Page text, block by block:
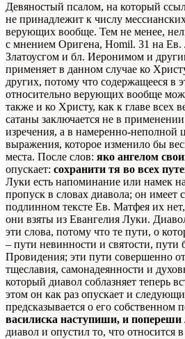
Девяностый псалом, на который
не принадлежит к числу
верующих вообще. Тем не менее,
с мнением Оригена, Homil. 31 на Ев.
Златоусгом и бл. Иеронимом и
применяет в данном случае ко
других, потому что содержащееся в
относительно верующих вообще
также и ко Христу, как к главе всех
сатаны заключается не в
изречения, а в намеренно-неполной
выражения, которое изменило бы
места. После слов: яко ангелом
опускает: сохранити тя во всех
Луки есть напоминание или намек
пропуск в словах диавола; он имеет
подлинном тексте Ев. Матфея их
они взяты из Евангелия Луки.
эти слова, потому что те пути, о
– пути невинности и святости, пути
Провидения; эти пути совершенно
тщеславия, самонадеянности и
который диавол соблазняет теперь
этом он как раз опускает и
предсказывается о его собственном
василиска наступиши, и попереши
диавол и опустил то, что относится